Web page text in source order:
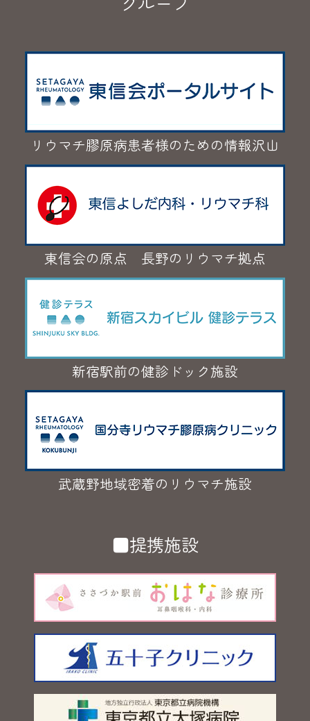
リウマチ膠原病患者様のための情報沢山
東信会の原点 長野のリウマチ拠点
新宿駅前の健診ドック施設
武蔵野地域密着のリウマチ施設
■提携施設